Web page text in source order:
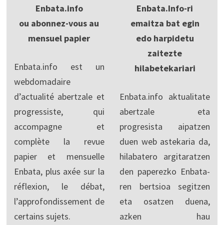
Enbata.info
ou abonnez-vous au
mensuel papier
Enbata.info est un
webdomadaire
d’actualité abertzale et
progressiste, qui
accompagne et
complète la revue
papier et mensuelle
Enbata, plus axée sur la
réflexion, le débat,
l’approfondissement de
certains sujets.
Enbata.Info-ri
emaitza bat egin
edo harpidetu
zaitezte
hilabetekariari
Enbata.info aktualitate
abertzale eta
progresista aipatzen
duen web astekaria da,
hilabatero argitaratzen
den paperezko Enbata-
ren bertsioa segitzen
eta osatzen duena,
azken hau